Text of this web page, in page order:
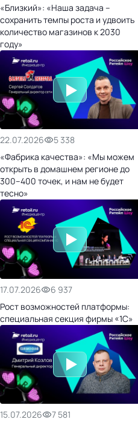
«Близкий»: «Наша задача –
сохранить темпы роста и удвоить
количество магазинов к 2030
году»
22.07.2026
5 338
«Фабрика качества»: «Мы можем
открыть в домашнем регионе до
300–400 точек, и нам не будет
тесно»
17.07.2026
6 937
Рост возможностей платформы:
специальная секция фирмы «1С»
15.07.2026
7 581